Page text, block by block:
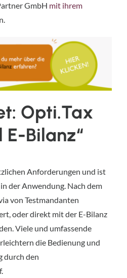
GmbH mit ihrem
Opti.Tax
E-Bilanz“
Anforderungen und ist
der Anwendung. Nach dem
von Testmandanten
oder direkt mit der E-Bilanz
Viele und umfassende
die Bedienung und
durch den